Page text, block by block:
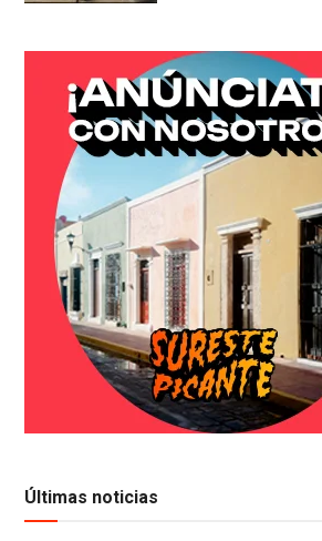
Últimas noticias